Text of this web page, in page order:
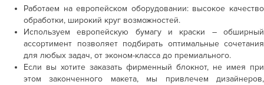
Работаем на европейском оборудовании: высокое качество
обработки, широкий круг возможностей.
Используем европейскую бумагу и краски – обширный
ассортимент позволяет подбирать оптимальные сочетания
для любых задач, от эконом-класса до премиального.
Если вы хотите заказать фирменный блокнот, не имея при
этом законченного макета, мы привлечем дизайнеров,